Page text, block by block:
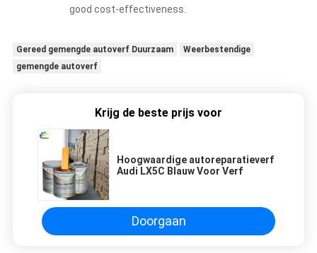
good cost-effectiveness.
Gereed gemengde autoverf Duurzaam
Weerbestendige
gemengde autoverf
Krijg de beste prijs voor
Hoogwaardige autoreparatieverf
Audi LX5C Blauw Voor Verf
Doorgaan